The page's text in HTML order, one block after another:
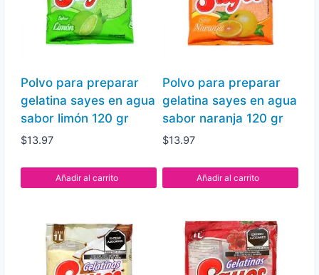
Polvo para preparar
gelatina sayes en agua
sabor limón 120 gr
$13.97
Añadir al carrito
Polvo para preparar
gelatina sayes en agua
sabor naranja 120 gr
$13.97
Añadir al carrito